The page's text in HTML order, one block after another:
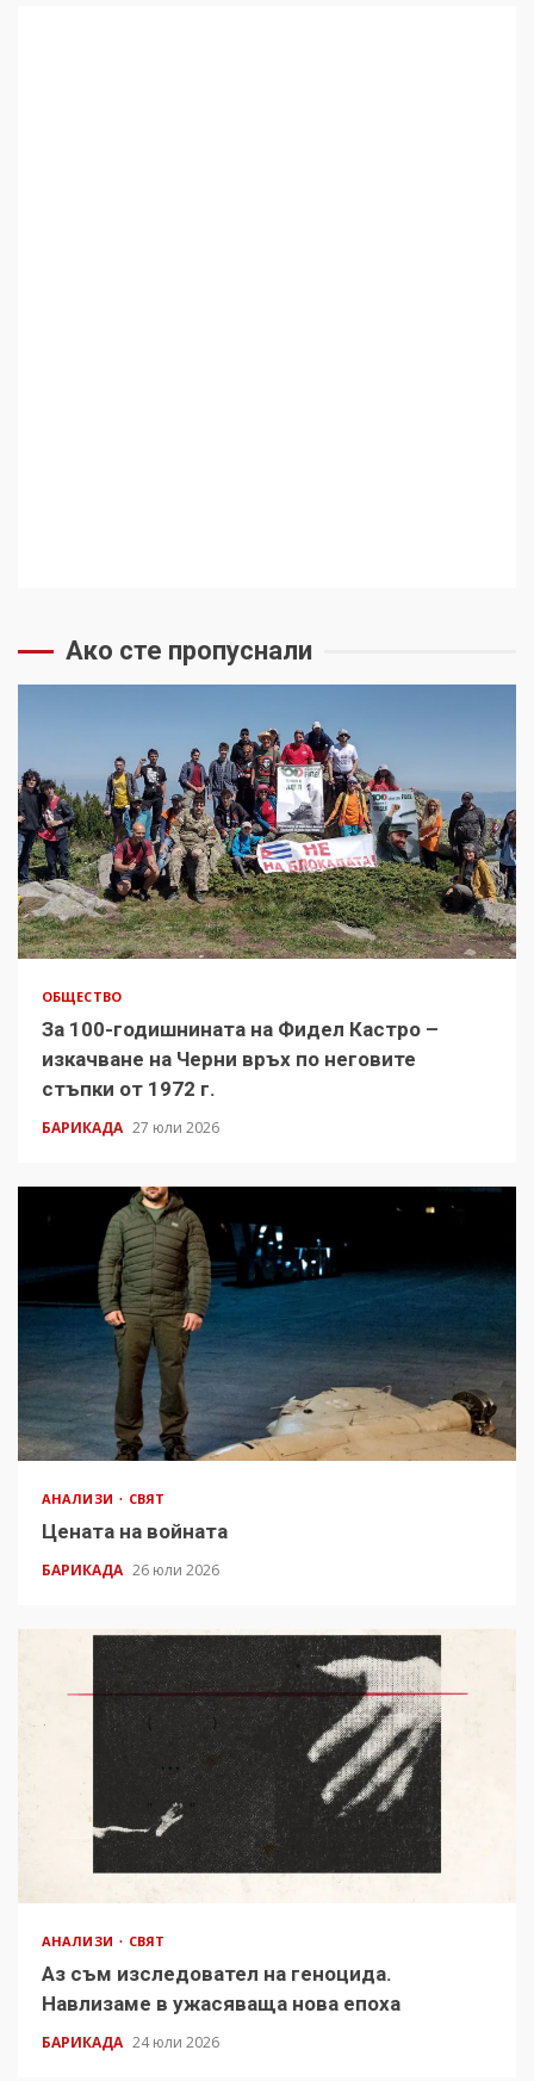
Ако сте пропуснали
ОБЩЕСТВО
За 100-годишнината на Фидел Кастро –
изкачване на Черни връх по неговите
стъпки от 1972 г.
БАРИКАДА 27 юли 2026
АНАЛИЗИ СВЯТ
Цената на войната
БАРИКАДА 26 юли 2026
АНАЛИЗИ СВЯТ
Аз съм изследовател на геноцида.
Навлизаме в ужасяваща нова епоха
БАРИКАДА 24 юли 2026